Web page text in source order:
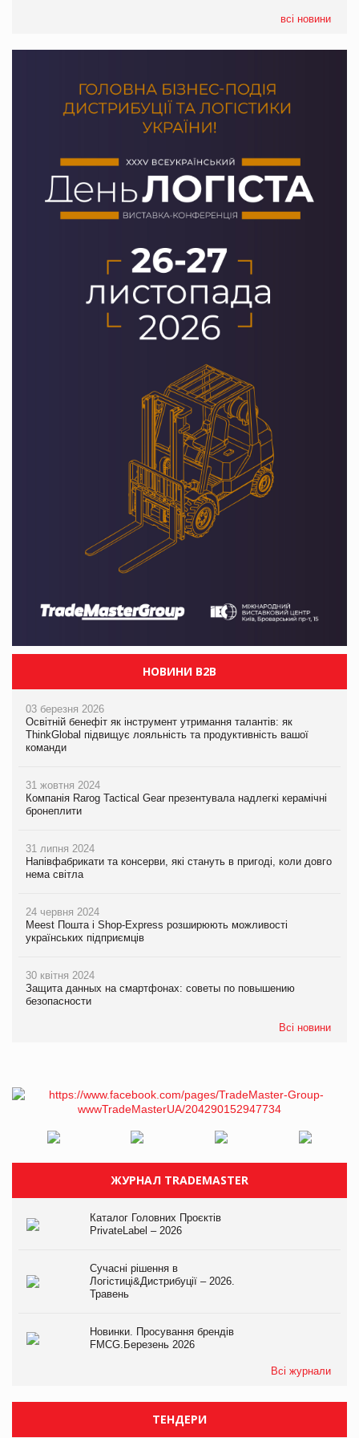
всі новини
НОВИНИ B2B
03 березня 2026
Освітній бенефіт як інструмент утримання талантів: як
ThinkGlobal підвищує лояльність та продуктивність вашої
команди
31 жовтня 2024
Компанія Rarog Tactical Gear презентувала надлегкі керамічні
бронеплити
31 липня 2024
Напівфабрикати та консерви, які стануть в пригоді, коли довго
нема світла
24 червня 2024
Meest Пошта і Shop-Express розширюють можливості
українських підприємців
30 квітня 2024
Защита данных на смартфонах: советы по повышению
безопасности
Всі новини
ЖУРНАЛ TRADEMASTER
Каталог Головних Проєктів
PrivateLabel – 2026
Сучасні рішення в
Логістиці&Дистрибуції – 2026.
Травень
Новинки. Просування брендів
FMCG.Березень 2026
Всі журнали
ТЕНДЕРИ